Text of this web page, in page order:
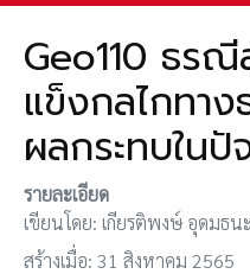
Geo110 ธร
แข็งกลไกทา
ผลกระทบใน
รายละเอียด
เขียนโดย: เกียรติพงษ์ อุดมธน
สร้างเมื่อ: 31 สิงหาคม 2565